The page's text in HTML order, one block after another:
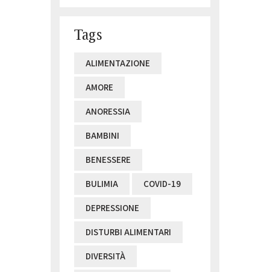
Tags
ALIMENTAZIONE
AMORE
ANORESSIA
BAMBINI
BENESSERE
BULIMIA COVID-19
DEPRESSIONE
DISTURBI ALIMENTARI
DIVERSITÀ